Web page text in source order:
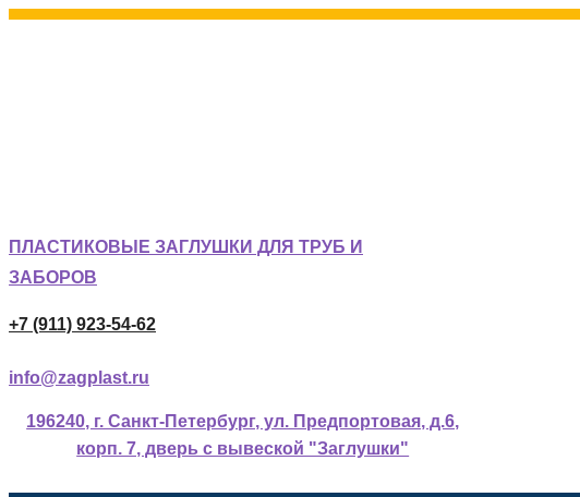
ПЛАСТИКОВЫЕ ЗАГЛУШКИ ДЛЯ ТРУБ И
ЗАБОРОВ
+7 (911) 923-54-62
info@zagplast.ru
196240, г. Санкт-Петербург, ул. Предпортовая, д.6,
корп. 7, дверь с вывеской "Заглушки"